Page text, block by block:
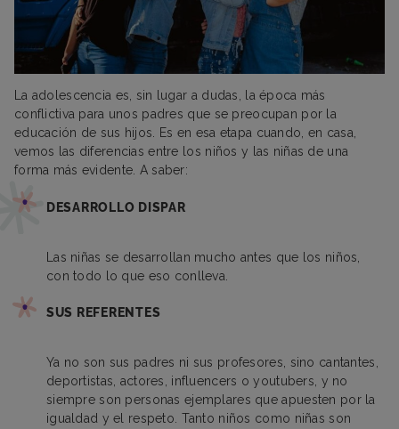
La adolescencia es, sin lugar a dudas, la época más
conflictiva para unos padres que se preocupan por la
educación de sus hijos. Es en esa etapa cuando, en casa,
vemos las diferencias entre los niños y las niñas de una
forma más evidente. A saber:
DESARROLLO DISPAR
Las niñas se desarrollan mucho antes que los niños,
con todo lo que eso conlleva.
SUS REFERENTES
Ya no son sus padres ni sus profesores, sino cantantes,
deportistas, actores, influencers o youtubers, y no
siempre son personas ejemplares que apuesten por la
igualdad y el respeto. Tanto niños como niñas son